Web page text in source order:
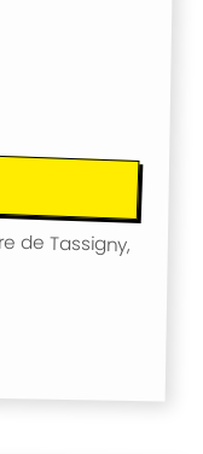
de Tassigny,